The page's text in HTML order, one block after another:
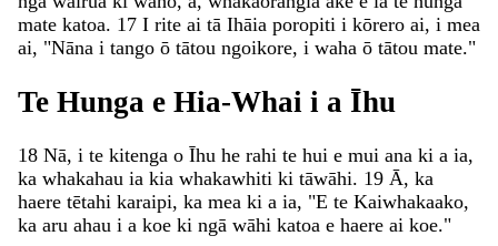
mate katoa. 17 I rite ai tā Ihāia poropiti i kōrero ai, i mea
ai, "Nāna i tango ō tātou ngoikore, i waha ō tātou mate."
Te Hunga e Hia-Whai i a Īhu
18 Nā, i te kitenga o Īhu he rahi te hui e mui ana ki a ia,
ka whakahau ia kia whakawhiti ki tāwāhi. 19 Ā, ka
haere tētahi karaipi, ka mea ki a ia, "E te Kaiwhakaako,
ka aru ahau i a koe ki ngā wāhi katoa e haere ai koe."